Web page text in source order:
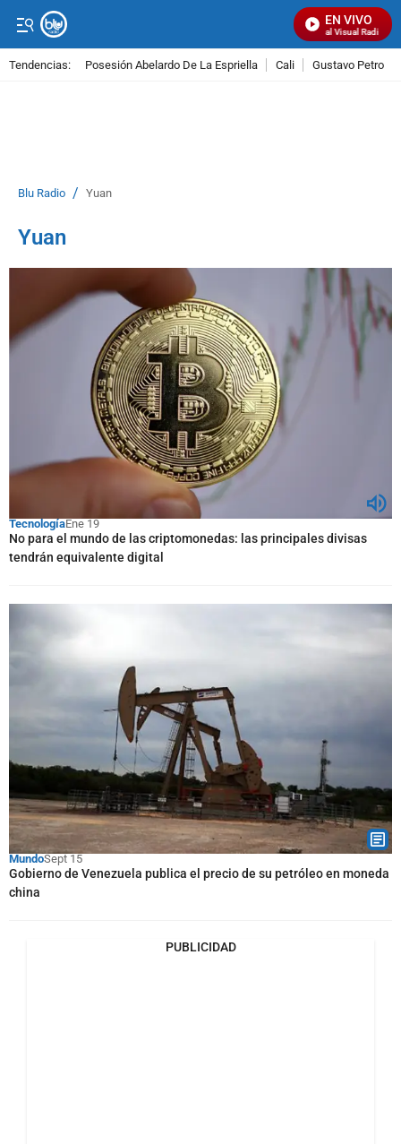
EN VIVO
Señal Visual Radio
Tendencias: Posesión Abelardo De La Espriella Cali Gustavo Petro
Blu Radio / Yuan
Yuan
TecnologíaEne 19
No para el mundo de las criptomonedas: las principales divisas
tendrán equivalente digital
MundoSept 15
Gobierno de Venezuela publica el precio de su petróleo en moneda
china
PUBLICIDAD